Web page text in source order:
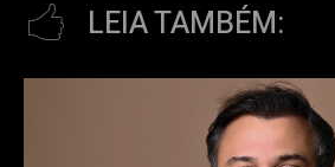
LEIA TAMBÉM: